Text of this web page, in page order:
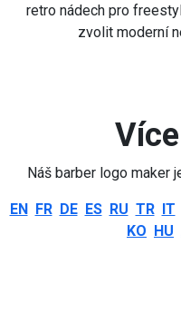
retro nádech pro
zvolit moderní
Náš barber logo maker
EN FR DE ES RU TR IT
KO HU